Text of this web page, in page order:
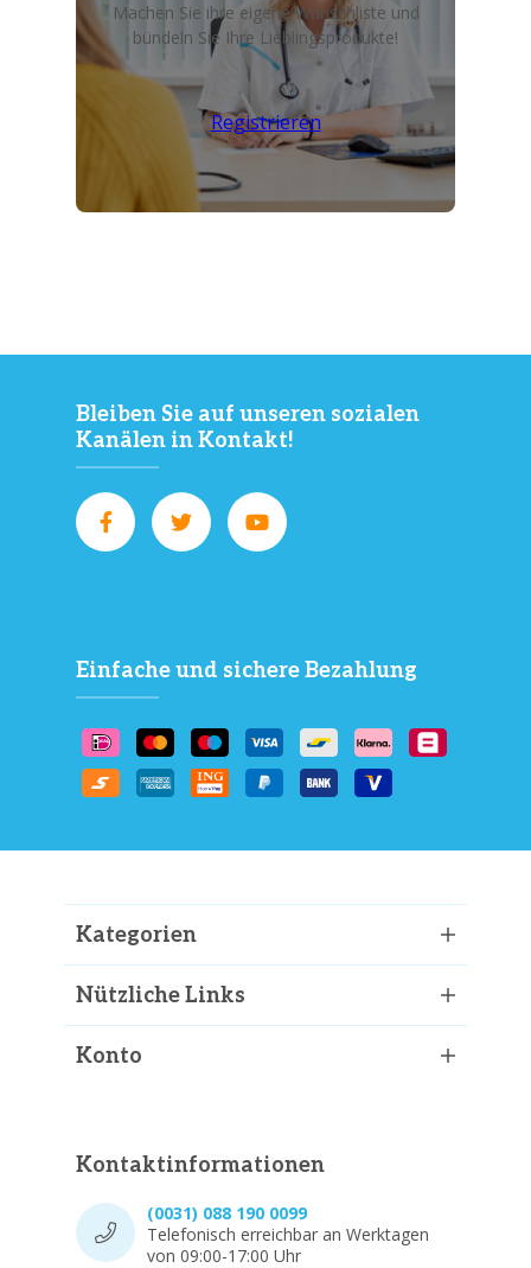
Machen Sie ihre eigene Wunschliste und
bündeln Sie Ihre Lieblingsprodukte!
Registrieren
Bleiben Sie auf unseren sozialen
Kanälen in Kontakt!
Einfache und sichere Bezahlung
Kategorien
Nützliche Links
Konto
Kontaktinformationen
(0031) 088 190 0099
Telefonisch erreichbar an Werktagen
von 09:00-17:00 Uhr